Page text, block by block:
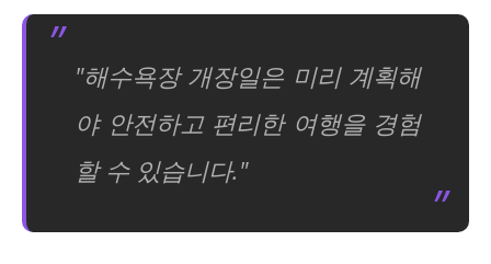
"해수욕장 개장일은 미리 계획해
야 안전하고 편리한 여행을 경험
할 수 있습니다."